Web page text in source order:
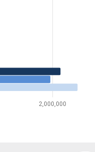
2,000,000